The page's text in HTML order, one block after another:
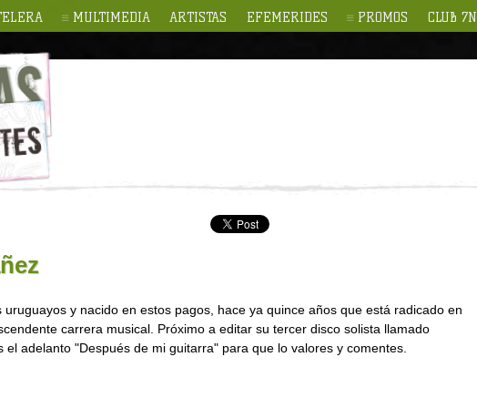
MULTIMEDIA ARTISTAS EFEMERIDES PROMOS CLUB 7N
uruguayos y nacido en estos pagos, hace ya quince años que está radicado en
carrera musical. Próximo a editar su tercer disco solista llamado
el adelanto "Después de mi guitarra" para que lo valores y comentes.